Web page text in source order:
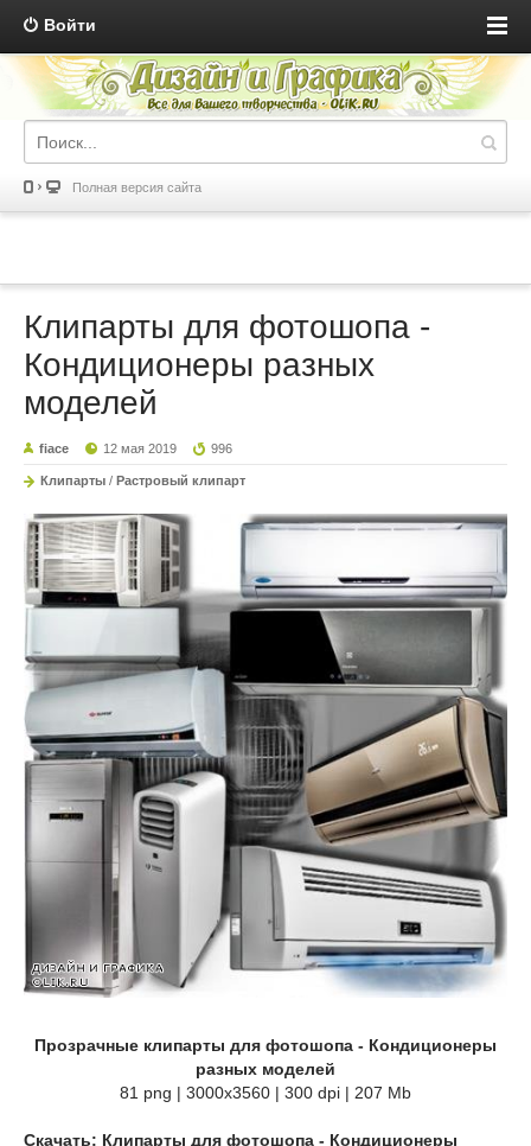
Войти
Полная версия сайта
Клипарты для фотошопа -
Кондиционеры разных
моделей
fiace 12 мая 2019 996
Клипарты / Растровый клипарт
Прозрачные клипарты для фотошопа - Кондиционеры
разных моделей
81 png | 3000х3560 | 300 dpi | 207 Mb
Скачать: Клипарты для фотошопа - Кондиционеры